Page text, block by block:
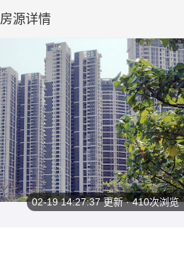
房源详情
02-19 14:27:37更新 · 410次浏览